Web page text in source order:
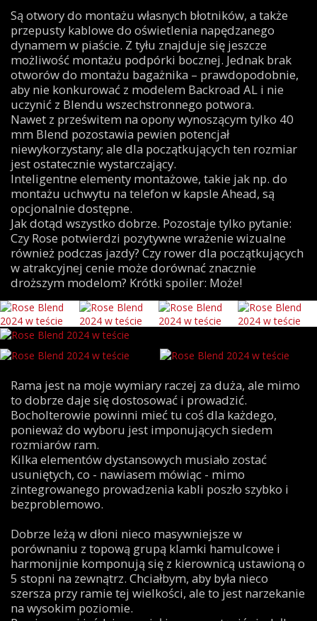
Są otwory do montażu własnych błotników, a także
przepusty kablowe do oświetlenia napędzanego
dynamem w piaście. Z tyłu znajduje się jeszcze
możliwość montażu podpórki bocznej. Jednak brak
otworów do montażu bagażnika – prawdopodobnie,
aby nie konkurować z modelem Backroad AL i nie
uczynić z Blendu wszechstronnego potwora.
Nawet z prześwitem na opony wynoszącym tylko 40
mm Blend pozostawia pewien potencjał
niewykorzystany; ale dla początkujących ten rozmiar
jest ostatecznie wystarczający.
Inteligentne elementy montażowe, takie jak np. do
montażu uchwytu na telefon w kapsle Ahead, są
opcjonalnie dostępne.
Jak dotąd wszystko dobrze. Pozostaje tylko pytanie:
Czy Rose potwierdzi pozytywne wrażenie wizualne
również podczas jazdy? Czy rower dla początkujących
w atrakcyjnej cenie może dorównać znacznie
droższym modelom? Krótki spoiler: Może!
Rama jest na moje wymiary raczej za duża, ale mimo
to dobrze daje się dostosować i prowadzić.
Bocholterowie powinni mieć tu coś dla każdego,
ponieważ do wyboru jest imponujących siedem
rozmiarów ram.
Kilka elementów dystansowych musiało zostać
usuniętych, co - nawiasem mówiąc - mimo
zintegrowanego prowadzenia kabli poszło szybko i
bezproblemowo.
Dobrze leżą w dłoni nieco masywniejsze w
porównaniu z topową grupą klamki hamulcowe i
harmonijnie komponują się z kierownicą ustawioną o
5 stopni na zewnątrz. Chciałbym, aby była nieco
szersza przy ramie tej wielkości, ale to jest narzekanie
na wysokim poziomie.